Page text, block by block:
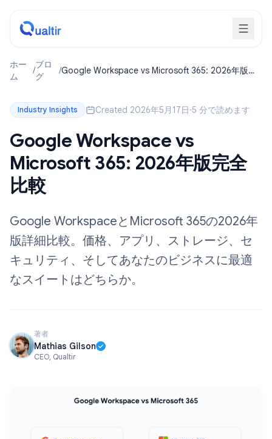
ホー
ム
/
ブロ
グ
/Google Workspace vs Microsoft 365: 2026年版完
Industry Insights Created 2026年5月17日·5 分で読めます
Google Workspace vs
Microsoft 365: 2026年版完全
比較
Google WorkspaceとMicrosoft 365の2026年
版詳細比較。価格、アプリ、ストレージ、セ
キュリティ、そしてあなたのビジネスに最適
なスイートはどちらか。
著者
Mathias Gilson
CEO, Qualtir